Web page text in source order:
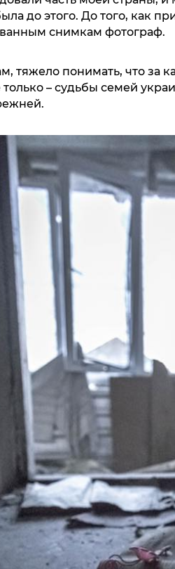
до этого. До того, как
снимкам фотограф.
тяжело понимать, что за
– судьбы семей